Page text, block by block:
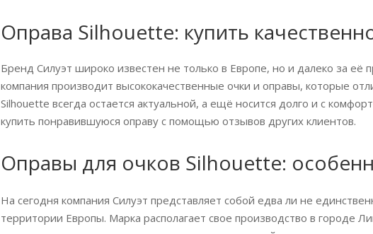
Оправа Silhouette: купить
Бренд Силуэт широко известен не только в Европе, но и далеко за её
компания производит высококачественные очки и оправы, которые
Silhouette всегда остается актуальной, а ещё носится долго и с
купить понравившуюся оправу с помощью отзывов других клиентов.
Оправы для очков Silhouette:
На сегодня компания Силуэт представляет собой едва ли не
территории Европы. Марка располагает свое производство в городе